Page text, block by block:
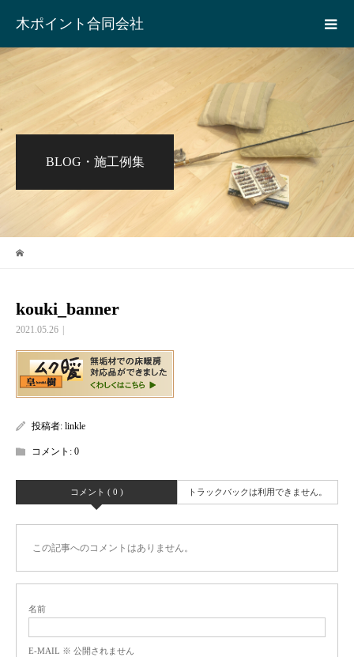
木ポイント合同会社
BLOG・施工例集
kouki_banner
2021.05.26
投稿者: linkle
コメント: 0
コメント ( 0 ) トラックバックは利用できません。
この記事へのコメントはありません。
名前
E-MAIL ※ 公開されません